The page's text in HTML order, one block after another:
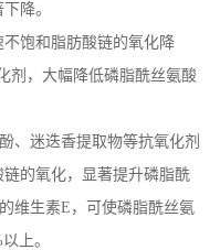
降。
饱和脂肪酸链的氧化降
剂，大幅降低磷脂酰丝氨酸
、迷迭香提取物等抗氧化剂
的氧化，显著提升磷脂酰
的维生素E ，可使磷脂酰丝氨
以上。